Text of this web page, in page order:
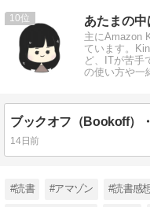
10 あたまの中
主にAmazon
ています。
ど、ITが苦手
の使い方や一
14日前
#読書 #アマゾン #読書感